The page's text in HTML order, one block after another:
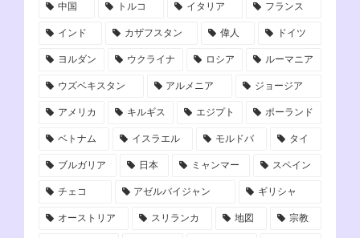
中国 トルコ イタリア フランス
インド カザフスタン 偉人 ドイツ
ヨルダン ウクライナ ロシア ルーマニア
ウズベキスタン アルメニア ジョージア
アメリカ キルギス エジプト ポーランド
ベトナム イスラエル モルドバ タイ
ブルガリア 日本 ミャンマー スペイン
チェコ アゼルバイジャン ギリシャ
オーストリア スリランカ 地図 宗教